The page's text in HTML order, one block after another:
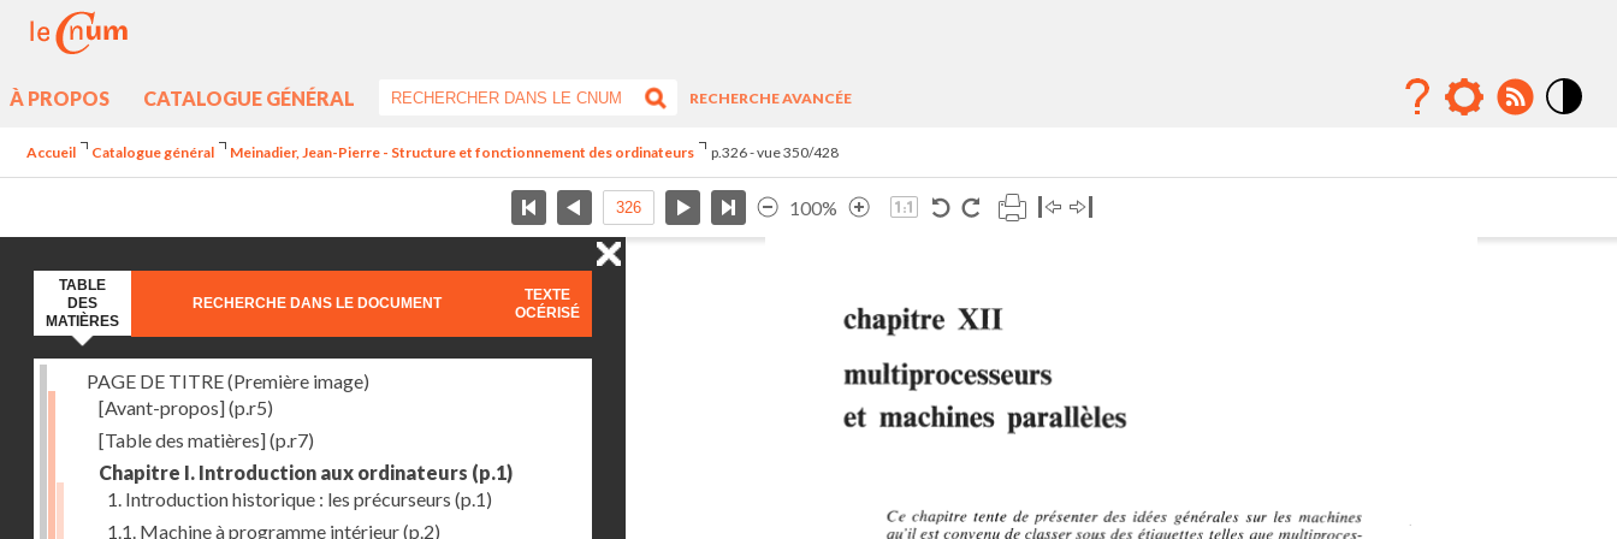
À PROPOS CATALOGUE GÉNÉRAL
RECHERCHE AVANCÉE
Accueil Catalogue général Meinadier, Jean-Pierre - Structure et fonctionnement des ordinateurs p.326 - vue 350/428
100%
TABLE
DES
MATIÈRES
RECHERCHE DANS LE DOCUMENT
TEXTE
OCÉRISÉ
PAGE DE TITRE (Première image)
[Avant-propos](p.r5)
[Table des matières](p.r7)
Chapitre I. Introduction aux ordinateurs (p.1)
1. Introduction historique : les précurseurs (p.1)
1.1. Machine à programme intérieur(p.2)